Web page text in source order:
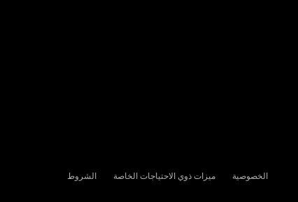
الخصوصية ميزات ذوي الاحتياجات الخاصة الشروط